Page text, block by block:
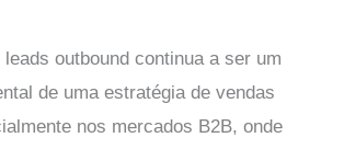
leads outbound continua a ser um
de uma estratégia de vendas
nos mercados B2B, onde